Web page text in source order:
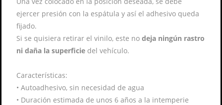
ejercer presión con la espátula y así el adhesivo queda
fijado.
Si se quisiera retirar el vinilo, este no deja ningún rastro
ni daña la superficie del vehículo.
Características:
• Autoadhesivo, sin necesidad de agua
• Duración estimada de unos 6 años a la intemperie